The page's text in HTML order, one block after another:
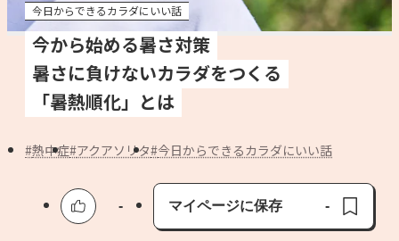
トーク
よくあるお問い合わせ
今日からできるカラダにいい話
今から始める暑さ対策
暑さに負けないカラダをつくる
「暑熱順化」とは
熱中症 アクアソリタ 今日からできるカラダにいい話
-
マイページに保存
保存済み
-